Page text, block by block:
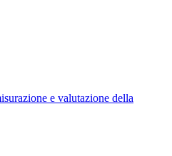
e valutazione della